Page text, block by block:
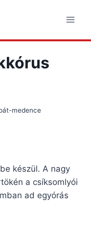
medence
készül. A nagy
a csíksomlyói
ad egyórás